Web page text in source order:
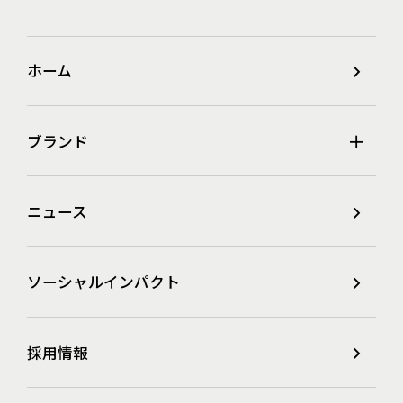
ホーム
ブランド
ニュース
ソーシャルインパクト
採用情報